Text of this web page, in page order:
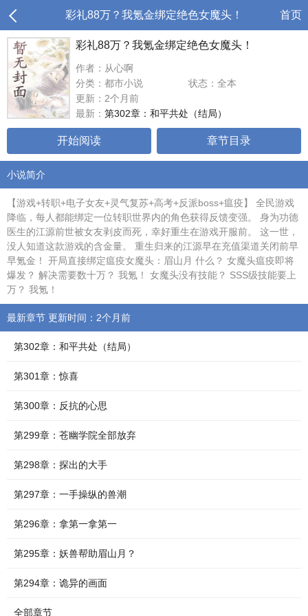
彩礼88万？我氪金绑定绝色女魔头！ 首页
彩礼88万？我氪金绑定绝色女魔头！
作者：从心啊
分类：都市小说
状态：全本
更新：2个月前
最新： 第302章：和平共处（结局）
开始阅读 章节目录
小说简介
【游戏+转职+电子女友+灵气复苏+高考+反派boss+瘟疫】 全民游戏
降临，每人都能绑定一位转职世界内的角色获得反馈变强。 身为功德
医生的江源前世被女友剥皮而死，幸好重生在游戏开服前。 这一世，
没人知道这款游戏的含金量。 重生归来的江源早在充值渠道关闭前早
早氪金！ 开局直接绑定瘟疫女魔头：眉山月 什么？ 女魔头瘟疫即将
爆发？ 解决需要数十万？ 我氪！ 女魔头没有技能？ SSS级技能要上
万？ 我氪！
最新章节 更新时间：2个月前
第302章：和平共处（结局）
第301章：惊喜
第300章：反抗的心思
第299章：苍幽学院全部放弃
第298章：探出的大手
第297章：一手操纵的兽潮
第296章：拿第一拿第一
第295章：妖兽帮助眉山月？
第294章：诡异的画面
全部章节